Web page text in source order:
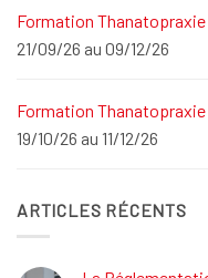
Formation
21/09/26 au 09/12/26
Formation
19/10/26 au 11/12/26
ARTICLES RÉCENTS